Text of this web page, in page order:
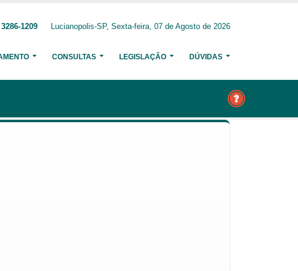
1209 Lucianopolis-SP, Sexta-feira, 07 de Agosto de 2026
CONSULTAS LEGISLAÇÃO DÚVIDAS